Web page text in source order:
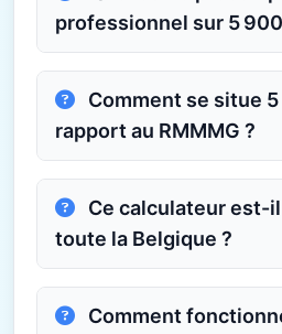
professionnel sur 5
rapport au RMMMG ?
toute la Belgique ?